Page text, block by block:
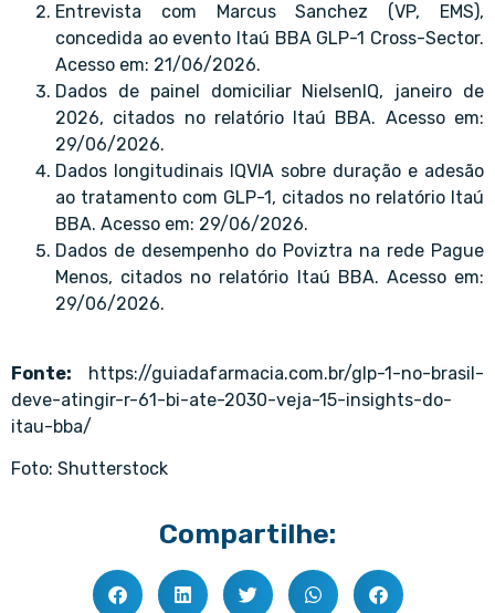
Entrevista com Marcus Sanchez (VP, EMS),
concedida ao evento Itaú BBA GLP-1 Cross-Sector.
Acesso em: 21/06/2026.
Dados de painel domiciliar NielsenIQ, janeiro de
2026, citados no relatório Itaú BBA. Acesso em:
29/06/2026.
Dados longitudinais IQVIA sobre duração e adesão
ao tratamento com GLP-1, citados no relatório Itaú
BBA. Acesso em: 29/06/2026.
Dados de desempenho do Poviztra na rede Pague
Menos, citados no relatório Itaú BBA. Acesso em:
29/06/2026.
Fonte:
https://guiadafarmacia.com.br/glp-1-no-brasil-
deve-atingir-r-61-bi-ate-2030-veja-15-insights-do-
itau-bba/
Foto: Shutterstock
Compartilhe: